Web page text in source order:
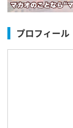
プロフィール